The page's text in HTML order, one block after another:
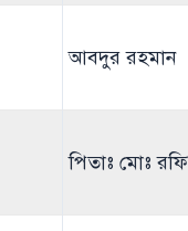
আবদুর রহমান
পিতাঃ মোঃ